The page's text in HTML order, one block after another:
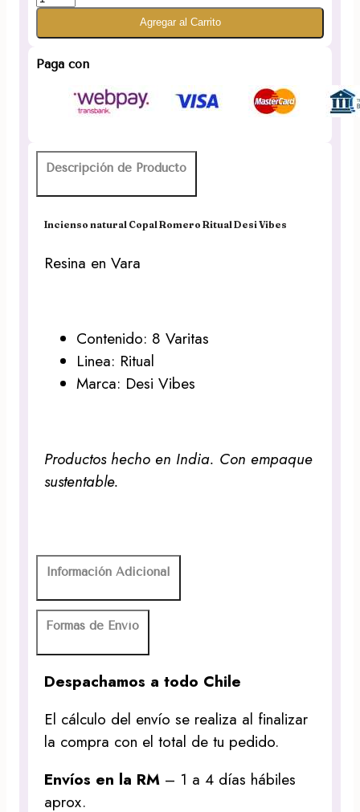
natural
Ritual
cantidad
Agregar al Carrito
Paga con
Descripción de Producto
Incienso natural Copal Romero Ritual Desi Vibes
Resina en Vara
Contenido: 8 Varitas
Linea: Ritual
Marca: Desi Vibes
Productos hecho en India. Con empaque
sustentable.
Información Adicional
Formas de Envío
Despachamos a todo Chile
El cálculo del envío se realiza al finalizar
la compra con el total de tu pedido.
Envíos en la RM – 1 a 4 días hábiles
aprox.